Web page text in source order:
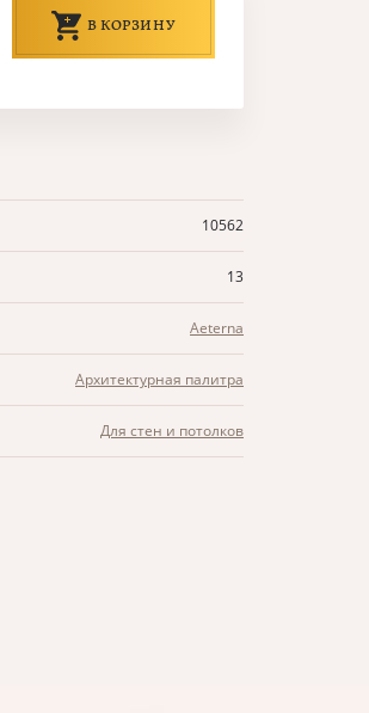
В КОРЗИНУ
10562
13
Aeterna
Архитектурная палитра
Для стен и потолков